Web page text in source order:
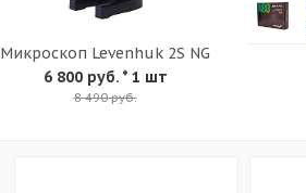
Микроскоп Levenhuk 2S NG
6 800 руб.* 1 шт
8 490 руб.